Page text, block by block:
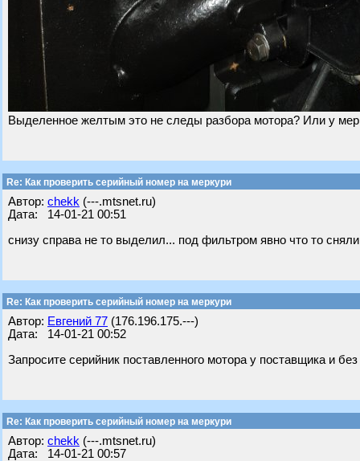
Выделенное желтым это не следы разбора мотора? Или у
Re: Как проверить серийный номер на меркури
Автор: chekk (---.mtsnet.ru)
Дата: 14-01-21 00:51
снизу справа не то выделил... под фильтром явно что то
Re: Как проверить серийный номер на меркури
Автор: Евгений 77 (176.196.175.---)
Дата: 14-01-21 00:52
Запросите серийник поставленного мотора у поставщика и
Re: Как проверить серийный номер на меркури
Автор: chekk (---.mtsnet.ru)
Дата: 14-01-21 00:57